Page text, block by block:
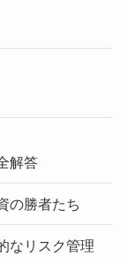
解答
の勝者たち
なリスク管理